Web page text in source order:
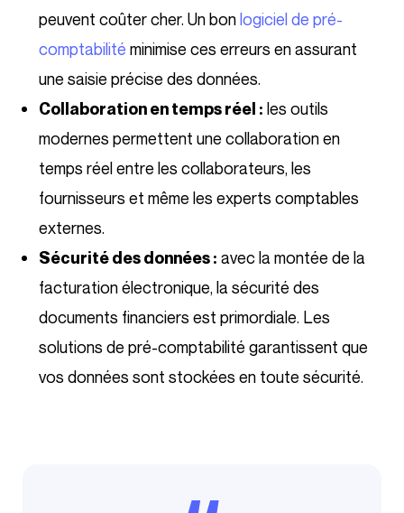
peuvent coûter cher. Un bonlogiciel de pré-
comptabilité minimise ces erreurs en assurant
une saisie précise des données.
Collaboration en temps réel : les outils
modernes permettent une collaboration en
temps réel entre les collaborateurs, les
fournisseurs et même les experts comptables
externes.
Sécurité des données : avec la montée de la
facturation électronique, la sécurité des
documents financiers est primordiale. Les
solutions de pré-comptabilité garantissent que
vos données sont stockées en toute sécurité.